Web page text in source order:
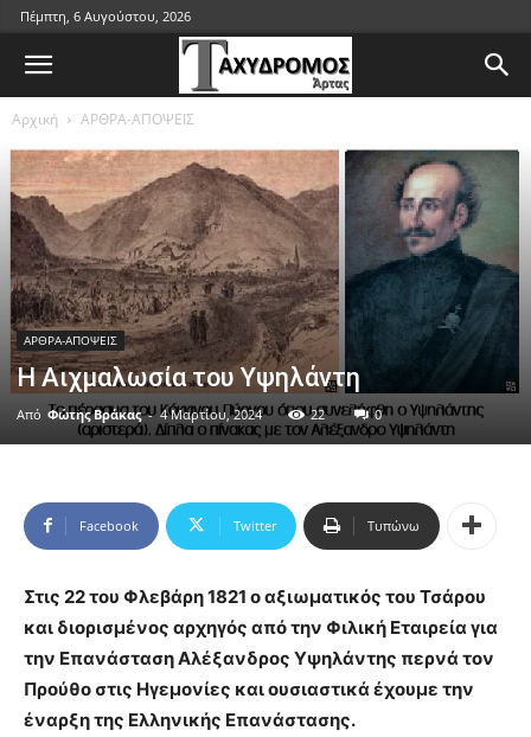
Πέμπτη, 6 Αυγούστου, 2026
Αρχική ΑΡΘΡΑ-ΑΠΟΨΕΙΣ
ΑΡΘΡΑ-ΑΠΟΨΕΙΣ
Η Αιχμαλωσία του Υψηλάντη
Από Φώτης Βράκας - 4 Μαρτίου, 2024 22 0
Facebook Twitter Τυπώνω
Στις 22 του Φλεβάρη 1821 ο αξιωματικός του Τσάρου
και διορισμένος αρχηγός από την Φιλική Εταιρεία για
την Επανάσταση Αλέξανδρος Υψηλάντης περνά τον
Προύθο στις Ηγεμονίες και ουσιαστικά έχουμε την
έναρξη της Ελληνικής Επανάστασης.